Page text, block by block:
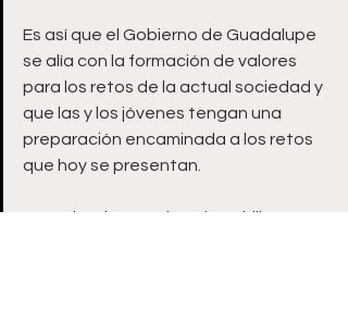
Es así que el Gobierno de Guadalupe
se alía con la formación de valores
para los retos de la actual sociedad y
que las y los jóvenes tengan una
preparación encaminada a los retos
que hoy se presentan.
Aunado a lo anterior, el Bachillerato